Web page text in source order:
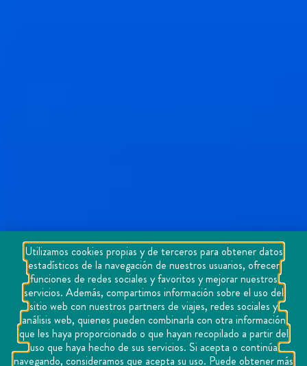
Utilizamos cookies propias y de terceros para obtener datos
estadísticos de la navegación de nuestros usuarios, ofrecer
funciones de redes sociales y favoritos y mejorar nuestros
servicios. Además, compartimos información sobre el uso del
sitio web con nuestros partners de viajes, redes sociales y
análisis web, quienes pueden combinarla con otra información
que les haya proporcionado o que hayan recopilado a partir del
uso que haya hecho de sus servicios. Si acepta o continúa
navegando, consideramos que acepta su uso. Puede obtener más